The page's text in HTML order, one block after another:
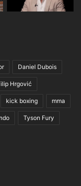
Daniel Dubois
Hrgović
kick boxing mma
Tyson Fury